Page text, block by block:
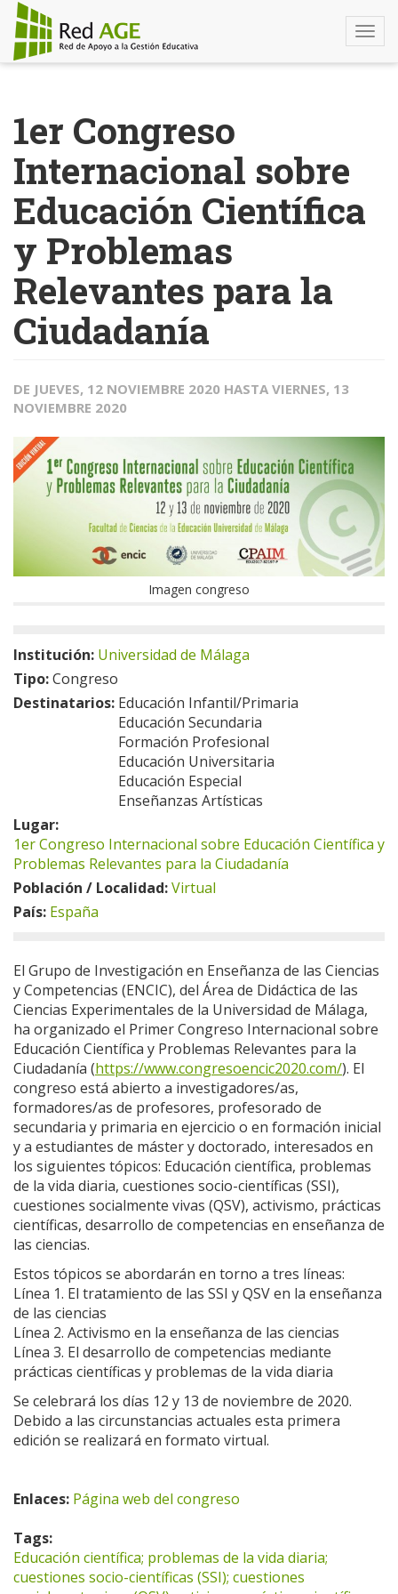
contenido
principal
1er Congreso
Internacional sobre
Educación Científica
y Problemas
Relevantes para la
Ciudadanía
DE JUEVES, 12 NOVIEMBRE 2020 HASTA VIERNES, 13
NOVIEMBRE 2020
Imagen congreso
Institución: Universidad de Málaga
Tipo:Congreso
Destinatarios: Educación Infantil/Primaria
Educación Secundaria
Formación Profesional
Educación Universitaria
Educación Especial
Enseñanzas Artísticas
Lugar:
1er Congreso Internacional sobre Educación Científica y
Problemas Relevantes para la Ciudadanía
Población / Localidad:Virtual
País: España
El Grupo de Investigación en Enseñanza de las Ciencias
y Competencias (ENCIC), del Área de Didáctica de las
Ciencias Experimentales de la Universidad de Málaga,
ha organizado el Primer Congreso Internacional sobre
Educación Científica y Problemas Relevantes para la
Ciudadanía (https://www.congresoencic2020.com/). El
congreso está abierto a investigadores/as,
formadores/as de profesores, profesorado de
secundaria y primaria en ejercicio o en formación inicial
y a estudiantes de máster y doctorado, interesados en
los siguientes tópicos: Educación científica, problemas
de la vida diaria, cuestiones socio-científicas (SSI),
cuestiones socialmente vivas (QSV), activismo, prácticas
científicas, desarrollo de competencias en enseñanza de
las ciencias.
Estos tópicos se abordarán en torno a tres líneas:
Línea 1. El tratamiento de las SSI y QSV en la enseñanza
de las ciencias
Línea 2. Activismo en la enseñanza de las ciencias
Línea 3. El desarrollo de competencias mediante
prácticas científicas y problemas de la vida diaria
Se celebrará los días 12 y 13 de noviembre de 2020.
Debido a las circunstancias actuales esta primera
edición se realizará en formato virtual.
Enlaces: Página web del congreso
Tags:
Educación científica; problemas de la vida diaria;
cuestiones socio-científicas (SSI); cuestiones